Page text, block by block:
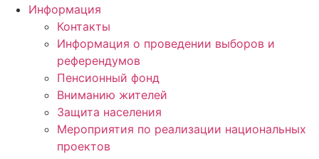
Информация
Контакты
Информация о проведении выборов и
референдумов
Пенсионный фонд
Вниманию жителей
Защита населения
Мероприятия по реализации национальных
проектов